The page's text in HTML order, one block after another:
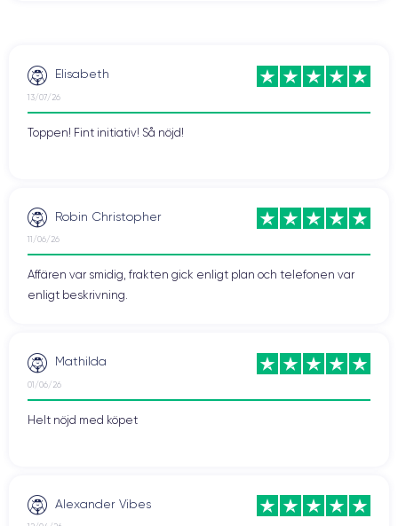
Elisabeth
13/07/26
Toppen! Fint initiativ! Så nöjd!
Robin Christopher
11/06/26
Affären var smidig, frakten gick enligt plan och telefonen var
enligt beskrivning.
Mathilda
01/06/26
Helt nöjd med köpet
Alexander Vibes